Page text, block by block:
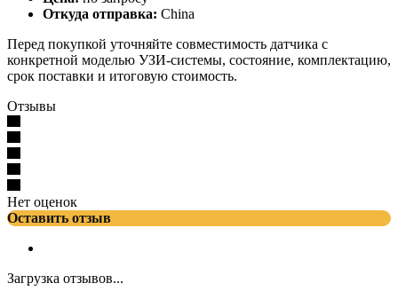
Откуда отправка: China
Перед покупкой уточняйте совместимость датчика с
конкретной моделью УЗИ-системы, состояние, комплектацию,
срок поставки и итоговую стоимость.
Отзывы
Нет оценок
Оставить отзыв
Загрузка отзывов...